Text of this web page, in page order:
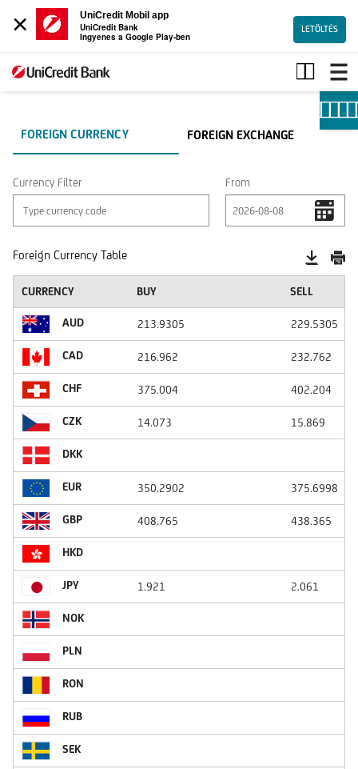
×
UniCredit Mobil app
UniCredit Bank
Ingyenes a Google Play-ben
LETÖLTÉS
test-
all-
FOREIGN CURRENCY FOREIGN EXCHANGE
Currency Filter From
Foreign Currency Table
CURRENCY BUY SELL
AUD 213.9305 229.5305
CAD 216.962 232.762
CHF 375.004 402.204
CZK 14.073 15.869
DKK
EUR 350.2902 375.6998
GBP 408.765 438.365
HKD
JPY 1.921 2.061
NOK
PLN
RON
RUB
SEK